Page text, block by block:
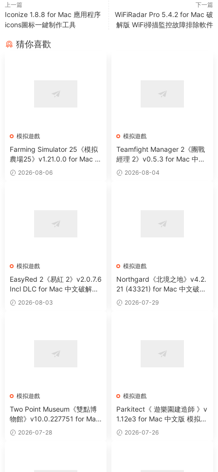
上一篇
Iconize 1.8.8 for Mac 應用程序
icons圖标一鍵制作工具
下一篇
WiFiRadar Pro 5.4.2 for Mac 破
解版 WiFi掃描監控故障排除軟件
猜你喜歡
模拟遊戲
Farming Simulator 25《模拟
農場25》v1.21.0.0 for Mac 中
文破解版 大型農耕模拟遊戲
2026-08-06
模拟遊戲
Teamfight Manager 2《團戰
經理 2》v0.5.3 for Mac 中文
版 電競戰隊管理主題模拟遊戲
2026-08-04
模拟遊戲
EasyRed 2《易紅 2》v2.0.7.6
Incl DLC for Mac 中文破解版
二戰題材第一人稱射擊遊戲
2026-08-03
模拟遊戲
Northgard《北境之地》v4.2.
21 (43321) for Mac 中文破解
版 維京題材戰略模拟遊戲
2026-07-29
模拟遊戲
Two Point Museum《雙點博
物館》v10.0.227751 for Mac
中文版 博物館模拟經營遊戲
2026-07-28
模拟遊戲
Parkitect《 遊樂園建造師 》v
1.12e3 for Mac 中文版 模拟建
造類遊戲
2026-07-26